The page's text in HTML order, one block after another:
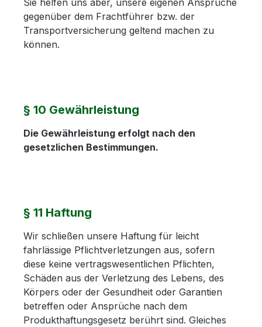
Sie helfen uns aber, unsere eigenen Ansprüche
gegenüber dem Frachtführer bzw. der
Transportversicherung geltend machen zu
können.
§ 10 Gewährleistung
Die Gewährleistung erfolgt nach den
gesetzlichen Bestimmungen.
§ 11 Haftung
Wir schließen unsere Haftung für leicht
fahrlässige Pflichtverletzungen aus, sofern
diese keine vertragswesentlichen Pflichten,
Schäden aus der Verletzung des Lebens, des
Körpers oder der Gesundheit oder Garantien
betreffen oder Ansprüche nach dem
Produkthaftungsgesetz berührt sind. Gleiches